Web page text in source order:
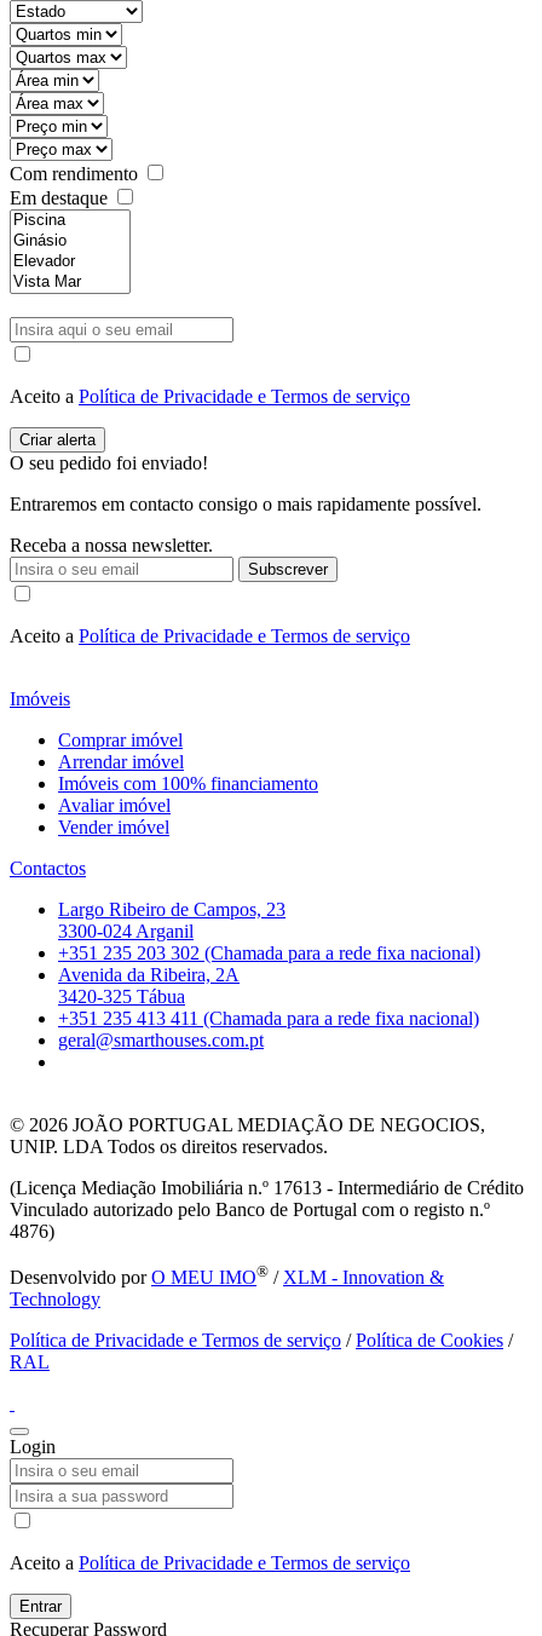
Com rendimento
Em destaque
Aceito a Política de Privacidade e Termos de serviço
O seu pedido foi enviado!
Entraremos em contacto consigo o mais rapidamente possível.
Receba a nossa newsletter.
Subscrever
Aceito a Política de Privacidade e Termos de serviço
Imóveis
Comprar imóvel
Arrendar imóvel
Imóveis com 100% financiamento
Avaliar imóvel
Vender imóvel
Contactos
Largo Ribeiro de Campos, 23
3300-024 Arganil
+351 235 203 302 (Chamada para a rede fixa nacional)
Avenida da Ribeira, 2A
3420-325 Tábua
+351 235 413 411 (Chamada para a rede fixa nacional)
geral@smarthouses.com.pt
© 2026 JOÃO PORTUGAL MEDIAÇÃO DE NEGOCIOS,
UNIP. LDA Todos os direitos reservados.
(Licença Mediação Imobiliária n.º 17613 - Intermediário de Crédito
Vinculado autorizado pelo Banco de Portugal com o registo n.º
4876)
Desenvolvido porO MEU IMO® / XLM - Innovation &
Technology
Política de Privacidade e Termos de serviço /Política de Cookies /
RAL
Login
Aceito a Política de Privacidade e Termos de serviço
Entrar
Recuperar Password